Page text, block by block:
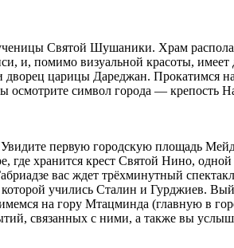
Святой Шушаники. Храм
и, помимо визуальной красоты,
царицы Дареджан. Прокатимся на
символ города — крепость
первую городскую площадь
хранится крест Святой Нино,
вас ждет трёхминутный
учились Сталин и Гурджиев.
на гору Мтацминда (главную в
связанных с ними, а также вы